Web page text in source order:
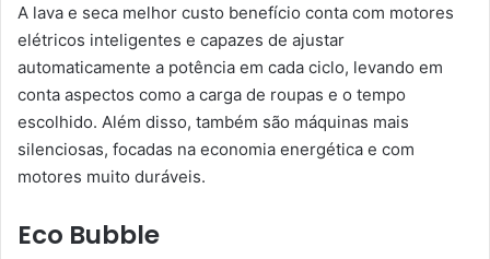
A lava e seca melhor custo benefício conta com motores
elétricos inteligentes e capazes de ajustar
automaticamente a potência em cada ciclo, levando em
conta aspectos como a carga de roupas e o tempo
escolhido. Além disso, também são máquinas mais
silenciosas, focadas na economia energética e com
motores muito duráveis.
Eco Bubble